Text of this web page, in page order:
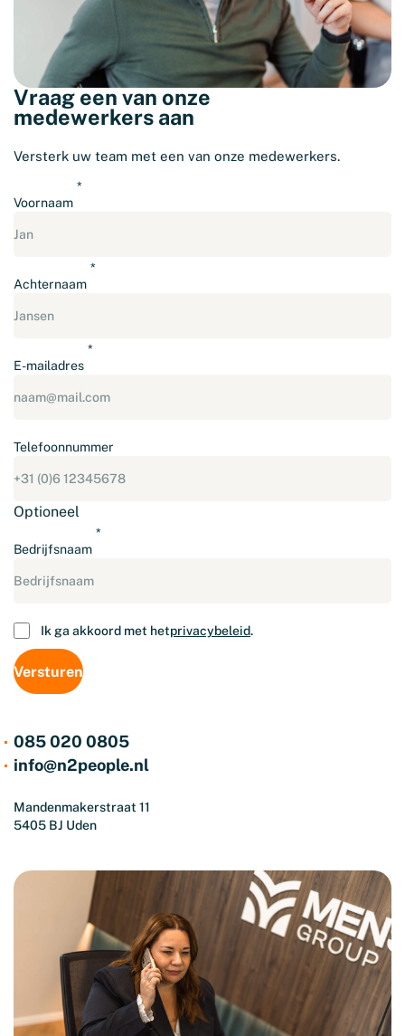
Vraag een van onze
medewerkers aan
Versterk uw team met een van onze medewerkers.
Voornaam
Achternaam
E-mailadres
Telefoonnummer
Optioneel
Bedrijfsnaam
Instemming
Ik ga akkoord met hetprivacybeleid.
085 020 0805
info@n2people.nl
Mandenmakerstraat 11
5405 BJ Uden